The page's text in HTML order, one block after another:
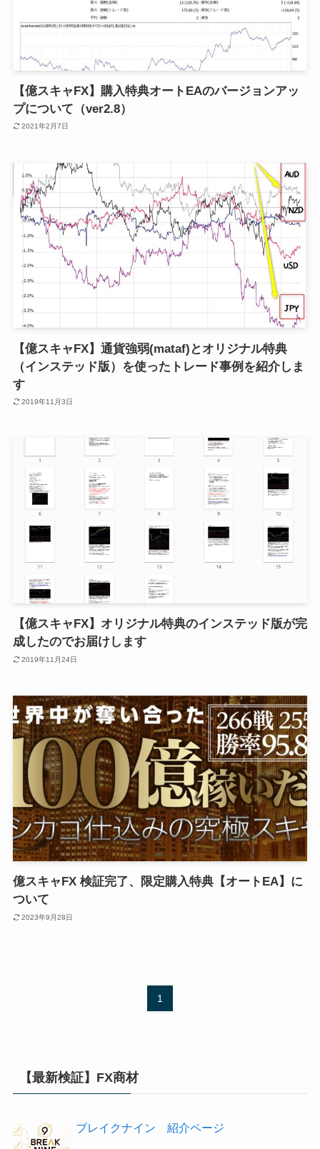
【億スキャFX】購入特典オートEAのバージョンアッ
プについて（ver2.8）
2021年2月7日
【億スキャFX】通貨強弱(mataf)とオリジナル特典
（インステッド版）を使ったトレード事例を紹介しま
す
2019年11月3日
【億スキャFX】オリジナル特典のインステッド版が完
成したのでお届けします
2019年11月24日
億スキャFX 検証完了、限定購入特典【オートEA】に
ついて
2023年9月28日
1
【最新検証】FX商材
ブレイクナイン 紹介ページ